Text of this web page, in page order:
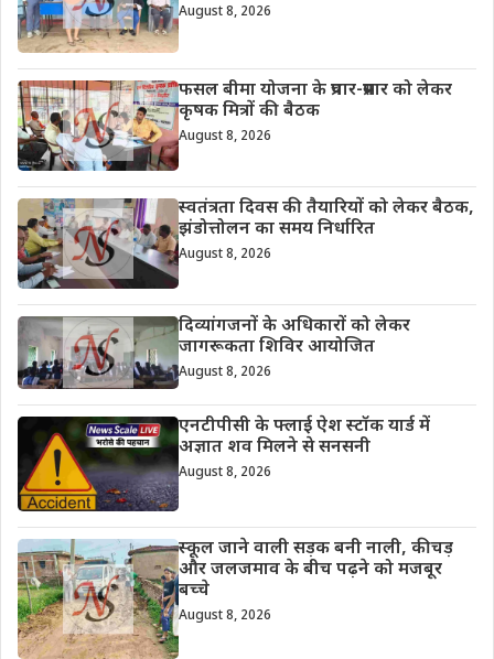
August 8, 2026
फसल बीमा योजना के प्रचार-प्रसार को लेकर
कृषक मित्रों की बैठक
August 8, 2026
स्वतंत्रता दिवस की तैयारियों को लेकर बैठक,
झंडोत्तोलन का समय निर्धारित
August 8, 2026
दिव्यांगजनों के अधिकारों को लेकर
जागरूकता शिविर आयोजित
August 8, 2026
एनटीपीसी के फ्लाई ऐश स्टॉक यार्ड में
अज्ञात शव मिलने से सनसनी
August 8, 2026
स्कूल जाने वाली सड़क बनी नाली, कीचड़
और जलजमाव के बीच पढ़ने को मजबूर
बच्चे
August 8, 2026